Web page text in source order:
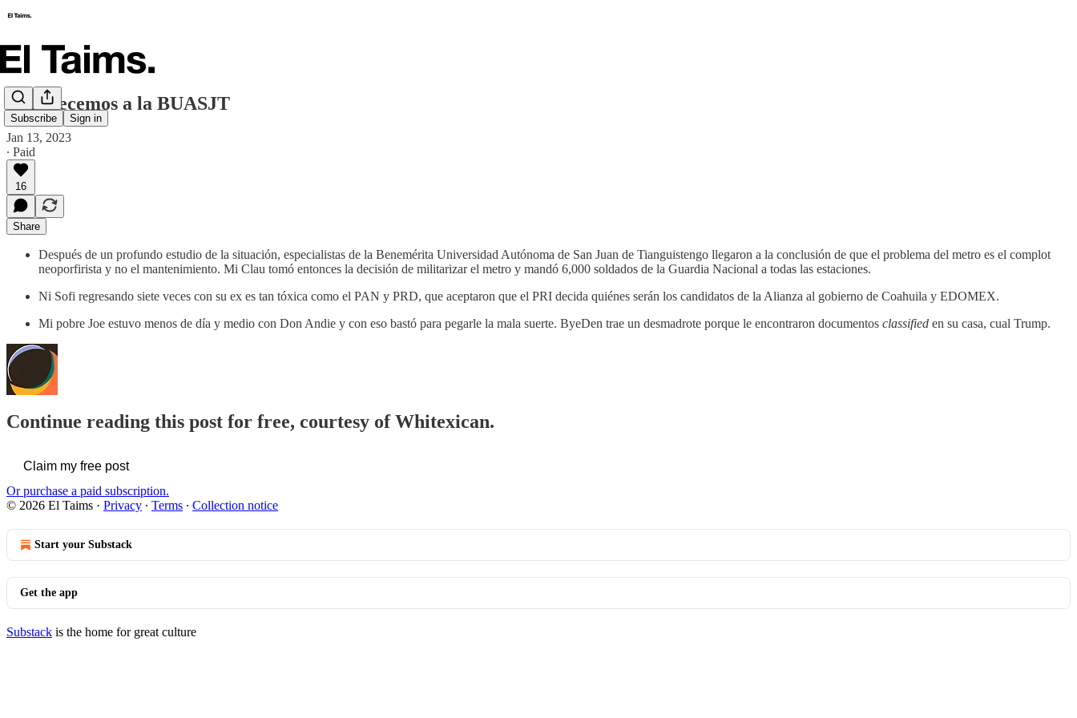
Subscribe Sign in
Agradecemos a la BUASJT
Jan 13, 2023
∙ Paid
16
Share
Después de un profundo estudio de la situación, especialistas de la Benemérita Universidad Autónoma de San Juan de Tianguistengo llegaron a la conclusión de que el problema del metro es el complot
neoporfirista y no el mantenimiento. Mi Clau tomó entonces la decisión de militarizar el metro y mandó 6,000 soldados de la Guardia Nacional a todas las estaciones.
Ni Sofi regresando siete veces con su ex es tan tóxica como el PAN y PRD, que aceptaron que el PRI decida quiénes serán los candidatos de la Alianza al gobierno de Coahuila y EDOMEX.
Mi pobre Joe estuvo menos de día y medio con Don Andie y con eso bastó para pegarle la mala suerte. ByeDen trae un desmadrote porque le encontraron documentos classified en su casa, cual Trump.
Continue reading this post for free, courtesy of Whitexican.
Claim my free post
Or purchase a paid subscription.
© 2026 El Taims · Privacy ∙ Terms ∙ Collection notice
Start your Substack
Get the app
Substack is the home for great culture